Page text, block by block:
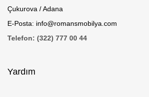
Çukurova / Adana
E-Posta: info@romansmobilya.com
Telefon: (322) 777 00 44
Yardım